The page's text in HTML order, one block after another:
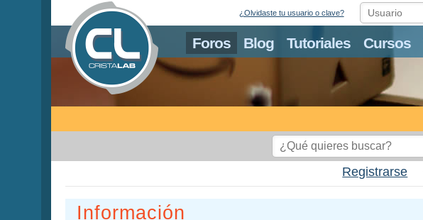
Foros Blog Tutoriales Cursos
¿Olvidaste tu usuario o clave?
Registrarse
Información